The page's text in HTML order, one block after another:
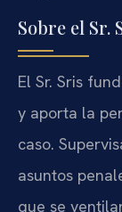
Sobre el Sr.
El Sr. Sris
y aporta la
caso.
asuntos
que se